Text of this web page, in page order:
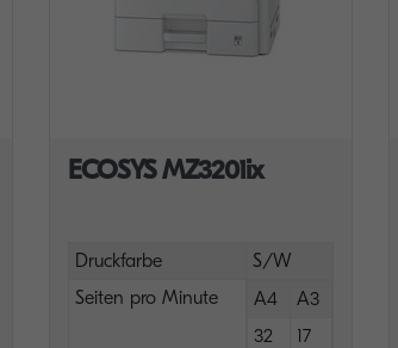
ECOSYS MZ3201ix
Druckfarbe
S/W
Seiten pro Minute
A4
A3
32
17